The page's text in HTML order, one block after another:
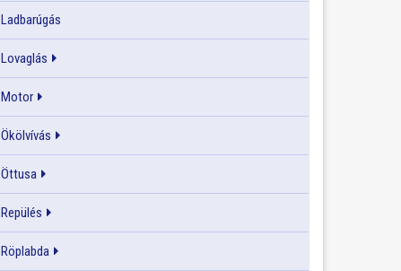
Ladbarúgás
Lovaglás
Motor
Ökölvívás
Öttusa
Repülés
Röplabda